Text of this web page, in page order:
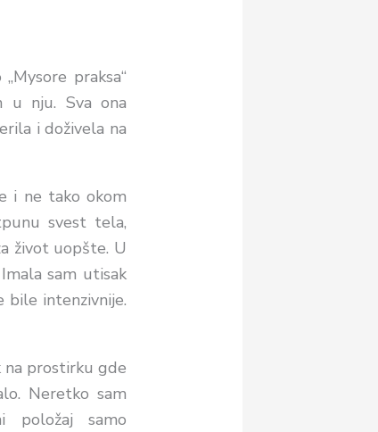
praksa“
u nju. Sva ona
i doživela na
i ne tako okom
svest tela,
život uopšte. U
sam utisak
bile intenzivnije.
na prostirku gde
Neretko sam
položaj samo